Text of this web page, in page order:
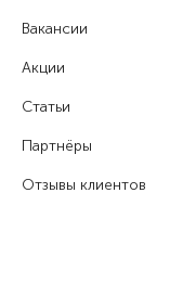
Вакансии
Акции
Статьи
Партнёры
Отзывы клиентов